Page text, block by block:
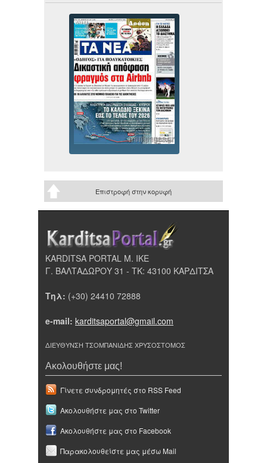
Επιστροφή στην κορυφή
KARDITSA PORTAL Μ. ΙΚΕ
Γ. ΒΑΛΤΑΔΩΡΟΥ 31 - ΤΚ: 43100 ΚΑΡΔΙΤΣΑ
Τηλ: (+30) 24410 72888
e-mail: karditsaportal@gmail.com
ΔΙΕΥΘΥΝΣΗ ΤΣΟΜΠΑΝΙΔΗΣ ΧΡΥΣΟΣΤΟΜΟΣ
Ακολουθήστε μας!
Γίνετε συνδρομητές στο RSS Feed
Ακολουθήστε μας στο Twitter
Ακολουθήστε μας στο Facebook
Παρακολουθείστε μας μέσω Mail